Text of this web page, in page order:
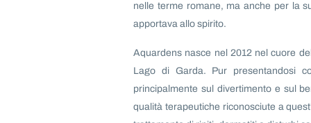
nelle terme romane, ma anche per la
apportava allo spirito.
Aquardens nasce nel 2012 nel cuore
Lago di Garda. Pur presentandosi
principalmente sul divertimento e sul
qualità terapeutiche riconosciute a